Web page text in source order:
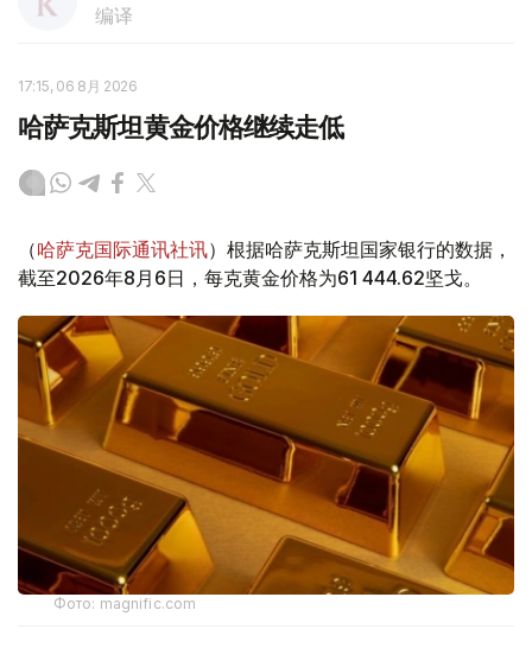
编译
17:15, 06 8月 2026
哈萨克斯坦黄金价格继续走低
（哈萨克国际通讯社讯）根据哈萨克斯坦国家银行的数据，
截至2026年8月6日，每克黄金价格为61 444.62坚戈。
Фото: magnific.com